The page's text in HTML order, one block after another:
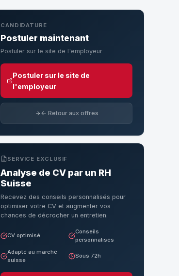
CANDIDATURE
Postuler maintenant
Postuler sur le site de l'employeur
Postuler sur le site de
l'employeur
← Retour aux offres
SERVICE EXCLUSIF
Analyse de CV par un RH
Suisse
Recevez des conseils personnalisés pour
optimiser votre CV et augmenter vos
chances de décrocher un entretien.
CV optimisé
Conseils
personnalisés
Adapté au marché
suisse
Sous 72h